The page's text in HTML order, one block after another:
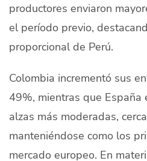
productores enviaron
el período previo,
proporcional de Perú.
Colombia incrementó sus
49%, mientras que España
alzas más moderadas,
manteniéndose como los
mercado europeo. En